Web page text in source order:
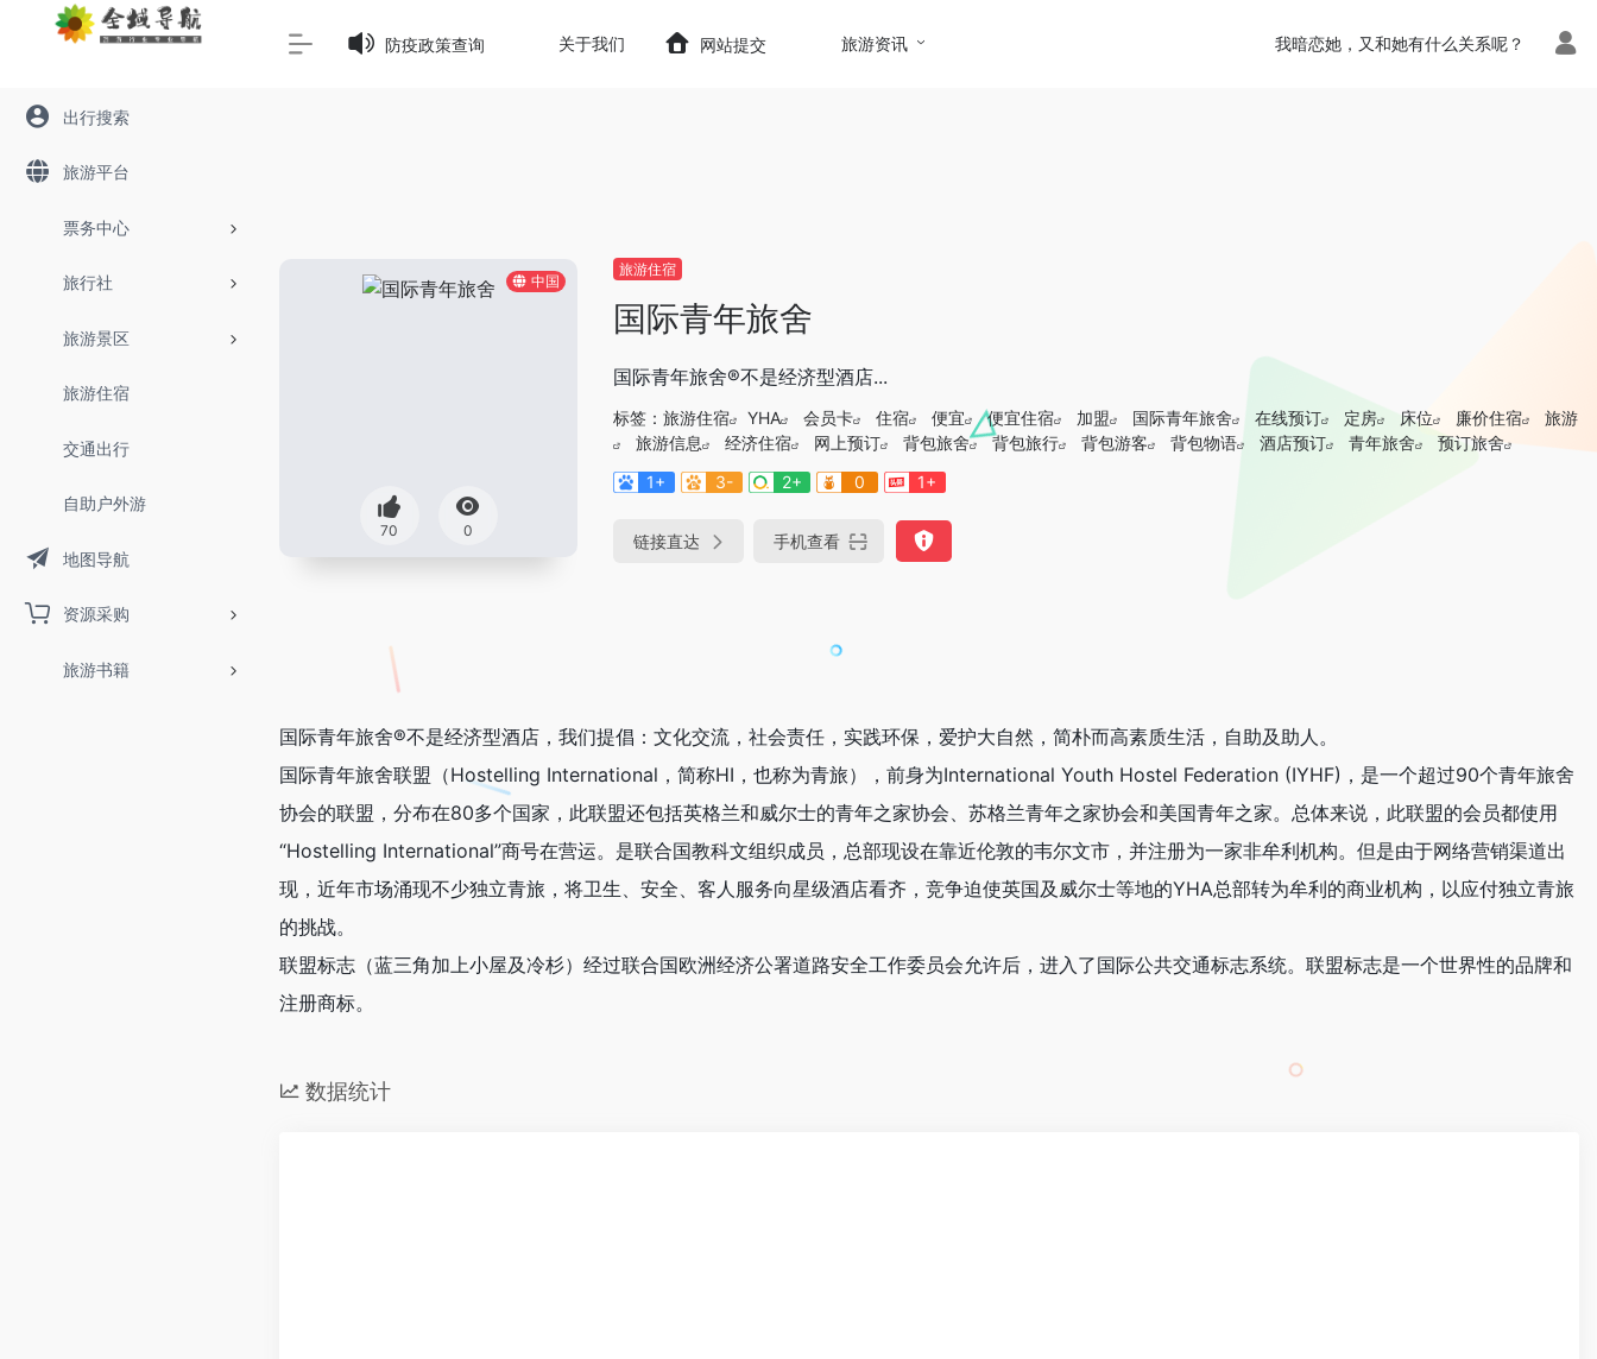
Warning: Array to string conversion in/www/wwwroot/645t.com/wp-content/themes/onenav/inc/wp-optimization.php
出行搜索
旅游平台
票务中心
旅行社
旅游景区
旅游住宿
交通出行
自助户外游
地图导航
资源采购
旅游书籍
防疫政策查询 关于我们 网站提交 旅游资讯 我暗恋她，又和她有什么关系呢？
中国
70 0
旅游住宿
国际青年旅舍
国际青年旅舍®不是经济型酒店...
标签： 旅游住宿 YHA 会员卡 住宿 便宜 便宜住宿 加盟 国际青年旅舍 在线预订 定房 床位 廉价住宿
旅游
旅游信息
经济住宿 网上预订 背包旅舍 背包旅行 背包游客 背包物语 酒店预订 青年旅舍
预订旅舍
1+
3- 2+ 0 1+
链接直达 手机查看
国际青年旅舍®不是经济型酒店，我们提倡：文化交流，社会责任，实践环保，爱护大自然，简朴而高素质生活，自助及助人。
国际青年旅舍联盟（Hostelling International，简称HI，也称为青旅），前身为International Youth Hostel Federation (IYHF)，是一个超过90个青年旅舍
协会的联盟，分布在80多个国家，此联盟还包括英格兰和威尔士的青年之家协会、苏格兰青年之家协会和美国青年之家。总体来说，此联盟的会员都使用
“Hostelling International”商号在营运。是联合国教科文组织成员，总部现设在靠近伦敦的韦尔文市，并注册为一家非牟利机构。但是由于网络营销渠道出
现，近年市场涌现不少独立青旅，将卫生、安全、客人服务向星级酒店看齐，竞争迫使英国及威尔士等地的YHA总部转为牟利的商业机构，以应付独立青旅
的挑战。
联盟标志（蓝三角加上小屋及冷杉）经过联合国欧洲经济公署道路安全工作委员会允许后，进入了国际公共交通标志系统。联盟标志是一个世界性的品牌和
注册商标。
数据统计